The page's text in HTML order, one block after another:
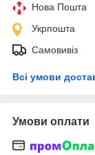
Нова Пошта
Укрпошта
Самовивіз
Всі умови
Умови оплати